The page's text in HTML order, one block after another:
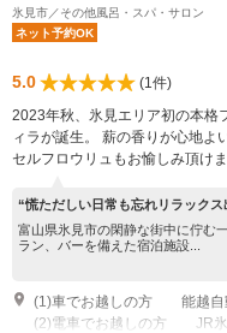
氷見市／その他風呂・スパ・サロン
ネット予約OK
5.0
(1件)
2023年秋、氷見エリア初の本格
ィラが誕生。 薪の香りが心地よ
セルフロウリュもお愉しみ頂けま
“慌ただしい日常も忘れリラック
富山県氷見市の閑静な街中に佇む
ラン、バーを備えた宿泊施設...
(1)車でお越しの方 能越自
(2)電車でお越しの方 JR氷